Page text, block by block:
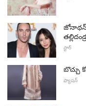
స్టార్
బొచ్చు
ఫ్యాషన్